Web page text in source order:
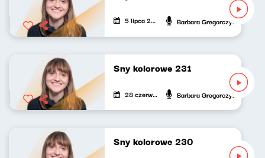
5 lipca 2025 Barbara Gregorczyk
Sny kolorowe 231
28 czerwca 2025 Barbara Gregorczyk
Sny kolorowe 230